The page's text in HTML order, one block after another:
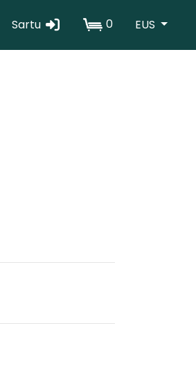
Erabiltzaile
Sartu 0 EUS